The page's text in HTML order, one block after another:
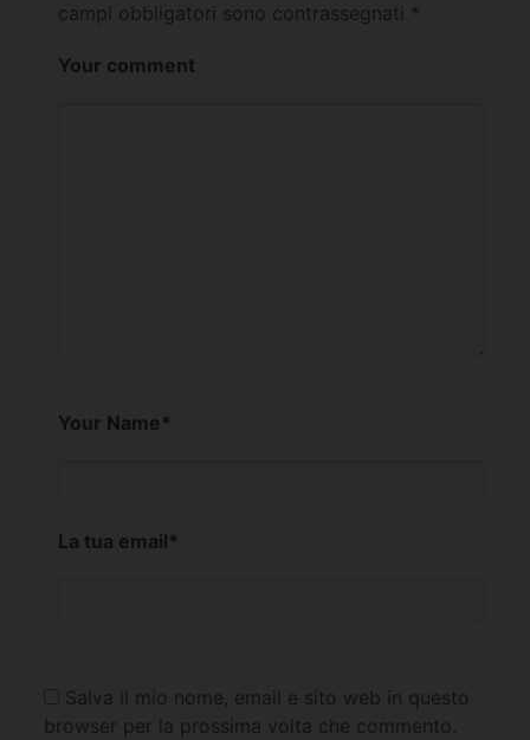
campi obbligatori sono contrassegnati *
Your comment
Your Name*
La tua email*
Salva il mio nome, email e sito web in questo
browser per la prossima volta che commento.